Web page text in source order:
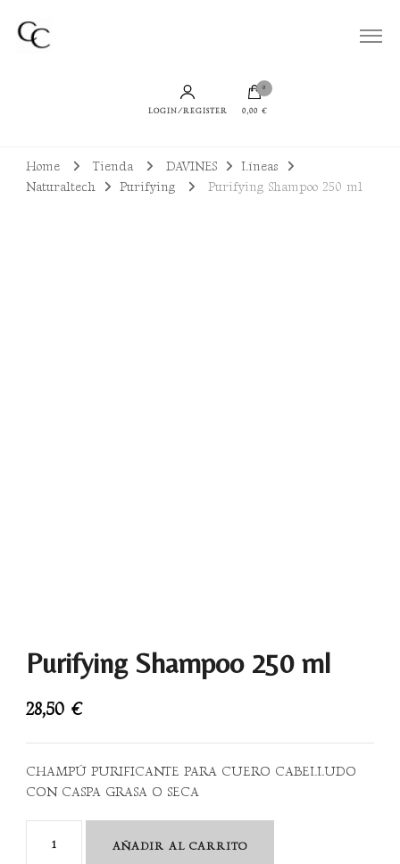
Cuidamos de tu Cabello
Todo lo que necesitas para lucir un cabello bien cuidado, sano y con productos
sostenibles
LOGIN/REGISTER
0
0,00 €
Home Tienda DAVINES
Líneas
Naturaltech
Purifying Purifying Shampoo 250 ml
Purifying Shampoo 250 ml
28,50 €
CHAMPÚ PURIFICANTE PARA CUERO CABELLUDO
CON CASPA GRASA O SECA
AÑADIR AL CARRITO